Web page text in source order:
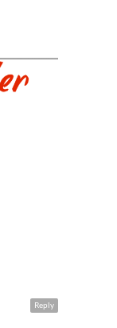
Reply